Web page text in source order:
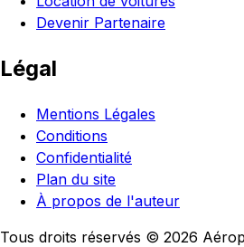
Devenir Partenaire
Légal
Mentions Légales
Conditions
Confidentialité
Plan du site
À propos de l'auteur
Tous droits réservés © 2026